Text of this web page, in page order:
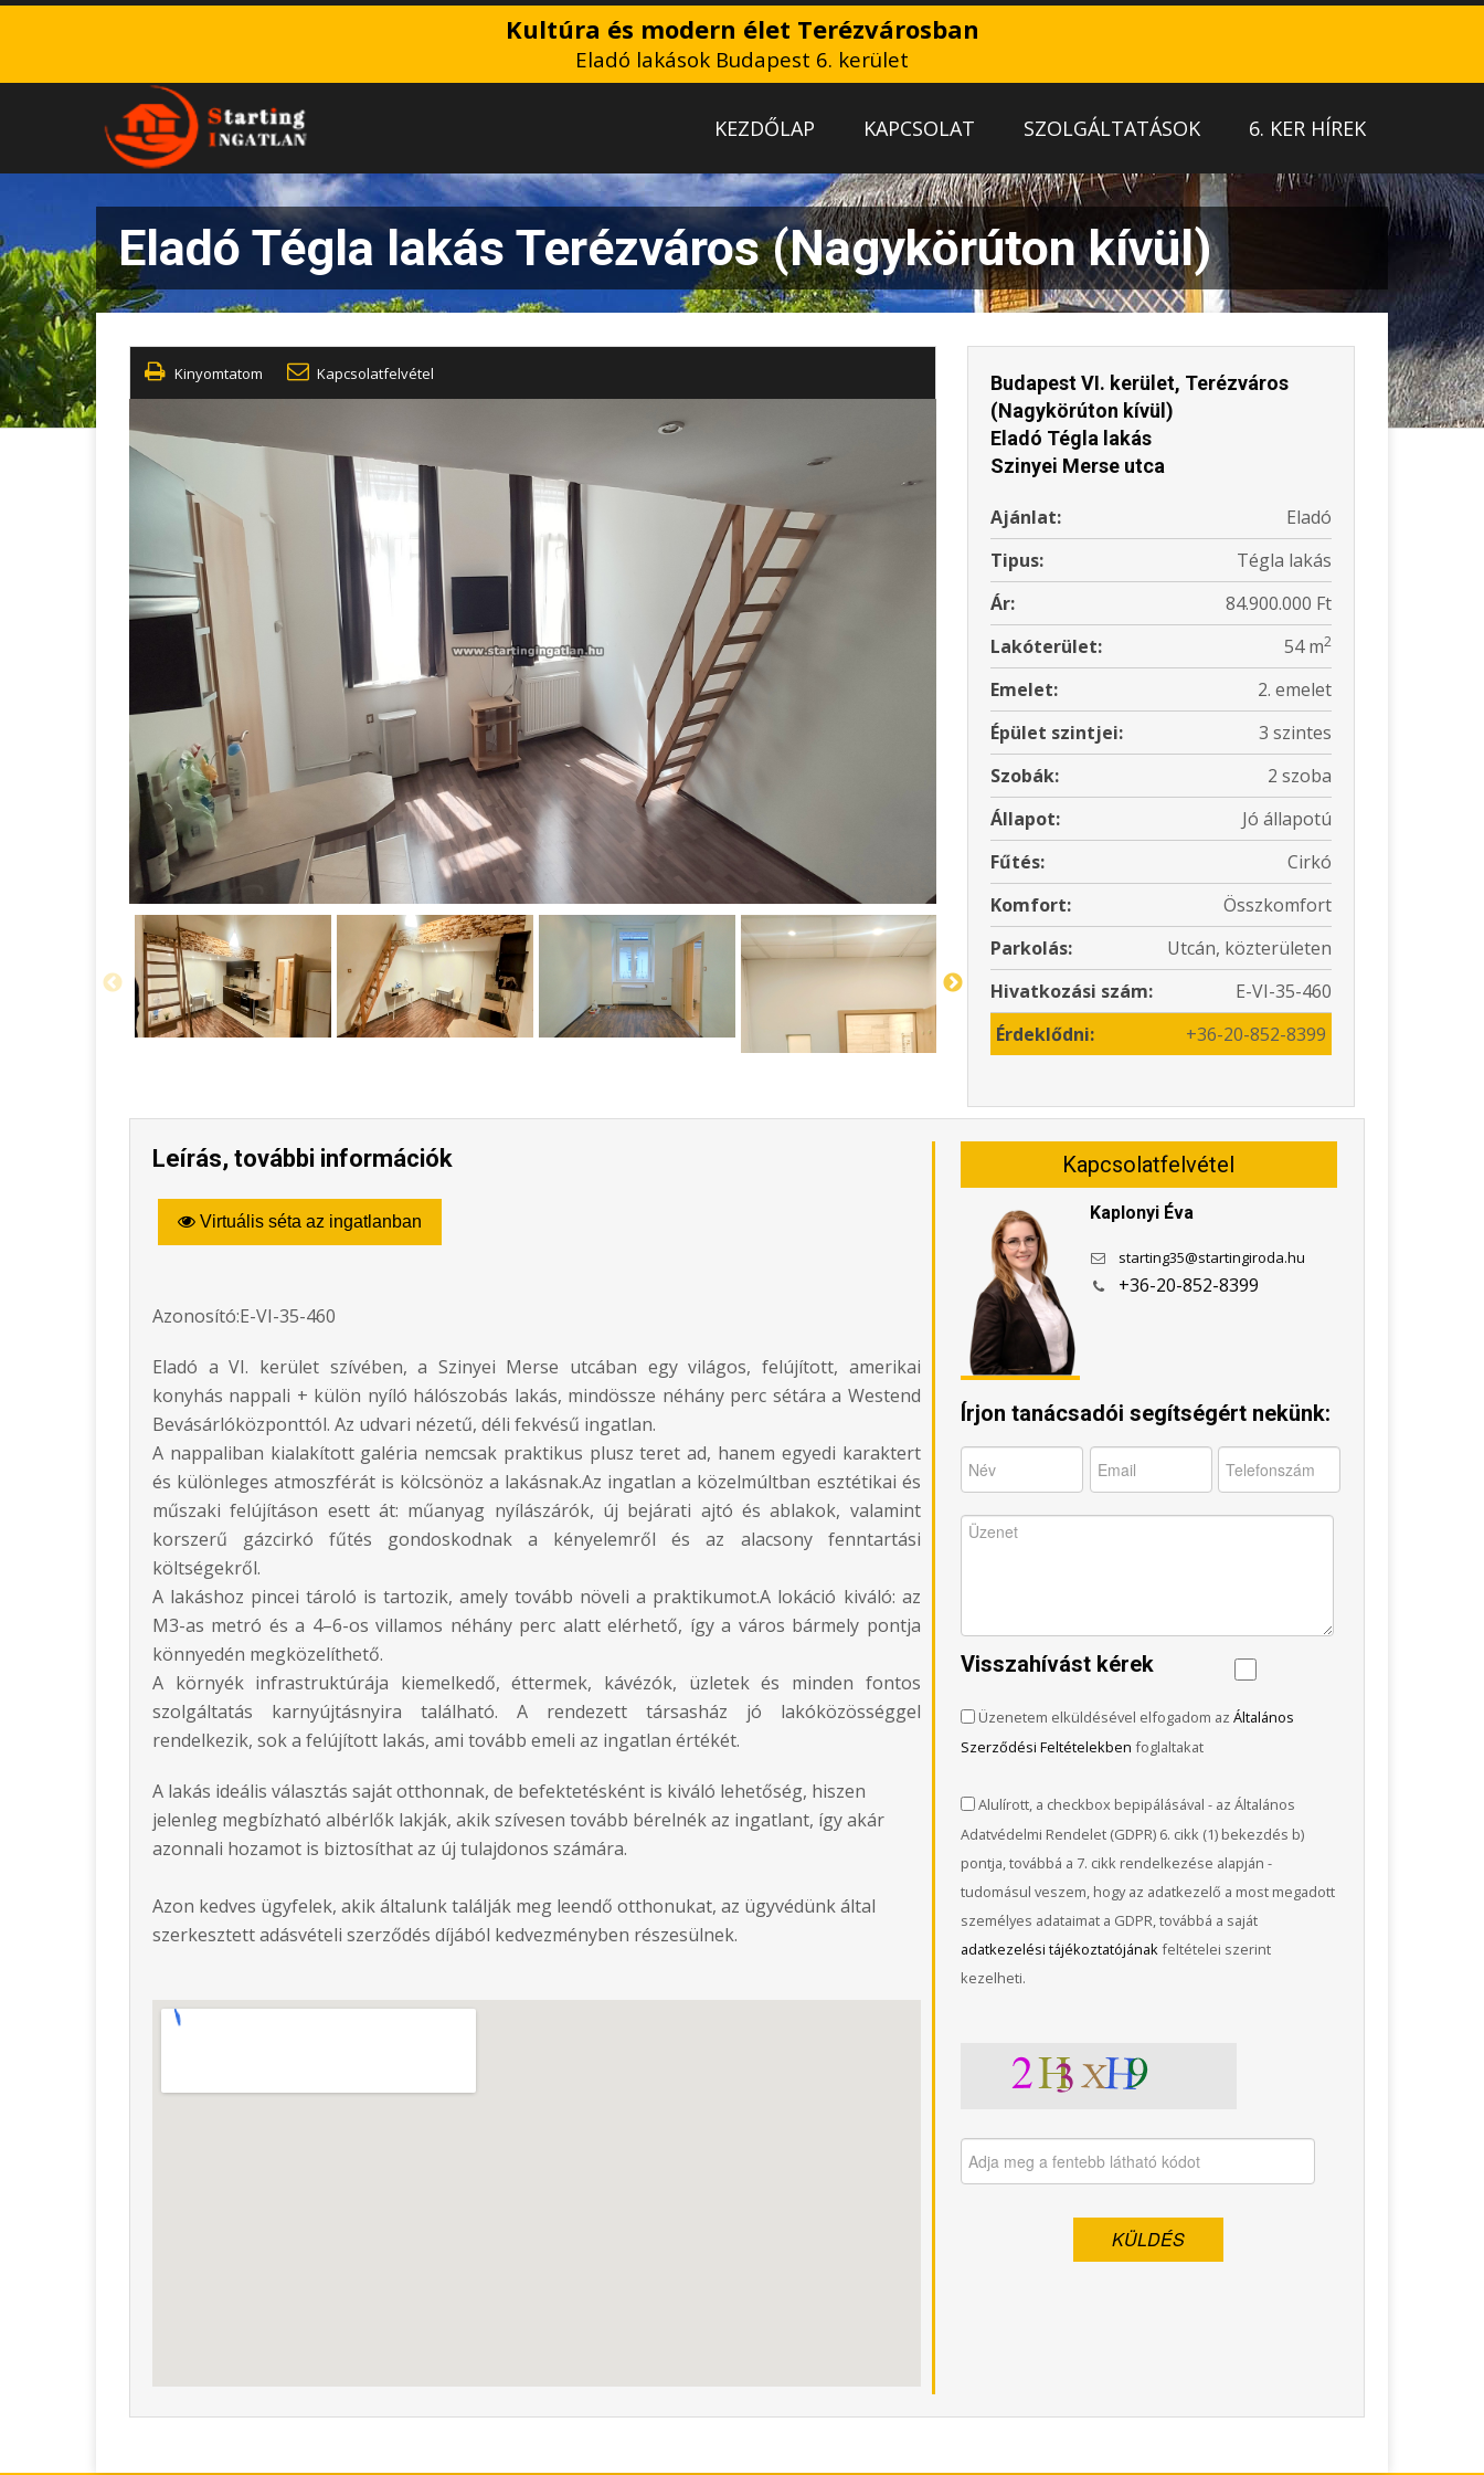
Kultúra és modern élet Terézvárosban
Eladó lakások Budapest 6. kerület
KEZDŐLAP KAPCSOLAT SZOLGÁLTATÁSOK 6. KER HÍREK
Eladó Tégla lakás Terézváros (Nagykörúton kívül)
Kinyomtatom Kapcsolatfelvétel
Budapest VI. kerület, Terézváros
(Nagykörúton kívül)
Eladó Tégla lakás
Szinyei Merse utca
Ajánlat:
Eladó
Tipus:
Tégla lakás
Ár:
84.900.000 Ft
Lakóterület:
54 m2
Emelet:
2. emelet
Épület szintjei:
3 szintes
Szobák:
2 szoba
Állapot:
Jó állapotú
Fűtés:
Cirkó
Komfort:
Összkomfort
Parkolás:
Utcán, közterületen
Hivatkozási szám:
E-VI-35-460
Érdeklődni:
+36-20-852-8399
Leírás, további információk
Virtuális séta az ingatlanban
Azonosító:E-VI-35-460
Eladó a VI. kerület szívében, a Szinyei Merse utcában egy világos, felújított, amerikai
konyhás nappali + külön nyíló hálószobás lakás, mindössze néhány perc sétára a Westend
Bevásárlóközponttól. Az udvari nézetű, déli fekvésű ingatlan.
A nappaliban kialakított galéria nemcsak praktikus plusz teret ad, hanem egyedi karaktert
és különleges atmoszférát is kölcsönöz a lakásnak.Az ingatlan a közelmúltban esztétikai és
műszaki felújításon esett át: műanyag nyílászárók, új bejárati ajtó és ablakok, valamint
korszerű gázcirkó fűtés gondoskodnak a kényelemről és az alacsony fenntartási
költségekről.
A lakáshoz pincei tároló is tartozik, amely tovább növeli a praktikumot.A lokáció kiváló: az
M3-as metró és a 4–6-os villamos néhány perc alatt elérhető, így a város bármely pontja
könnyedén megközelíthető.
A környék infrastruktúrája kiemelkedő, éttermek, kávézók, üzletek és minden fontos
szolgáltatás karnyújtásnyira található. A rendezett társasház jó lakóközösséggel
rendelkezik, sok a felújított lakás, ami tovább emeli az ingatlan értékét.
A lakás ideális választás saját otthonnak, de befektetésként is kiváló lehetőség, hiszen
jelenleg megbízható albérlők lakják, akik szívesen tovább bérelnék az ingatlant, így akár
azonnali hozamot is biztosíthat az új tulajdonos számára.
Azon kedves ügyfelek, akik általunk találják meg leendő otthonukat, az ügyvédünk által
szerkesztett adásvételi szerződés díjából kedvezményben részesülnek.
Kapcsolatfelvétel
Kaplonyi Éva
starting35@startingiroda.hu
+36-20-852-8399
Írjon tanácsadói segítségért nekünk:
Visszahívást kérek
Üzenetem elküldésével elfogadom azÁltalános
Szerződési Feltételekben foglaltakat
Alulírott, a checkbox bepipálásával - az Általános
Adatvédelmi Rendelet (GDPR) 6. cikk (1) bekezdés b)
pontja, továbbá a 7. cikk rendelkezése alapján -
tudomásul veszem, hogy az adatkezelő a most megadott
személyes adataimat a GDPR, továbbá a saját
adatkezelési tájékoztatójánakfeltételei szerint
kezelheti.